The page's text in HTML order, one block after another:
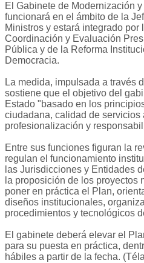
El Gabinete de Modernización
funcionará en el ámbito de la
Ministros y estará integrado por
Coordinación y Evaluación
Pública y de la Reforma
Democracia.
La medida, impulsada a través
sostiene que el objetivo del
Estado "basado en los
ciudadana, calidad de servicios
profesionalización y
Entre sus funciones figuran la
regulan el funcionamiento
las Jurisdicciones y Entidades
la proposición de los proyectos
poner en práctica el Plan,
diseños institucionales,
procedimientos y tecnológicos
El gabinete deberá elevar el
para su puesta en práctica,
hábiles a partir de la fecha.